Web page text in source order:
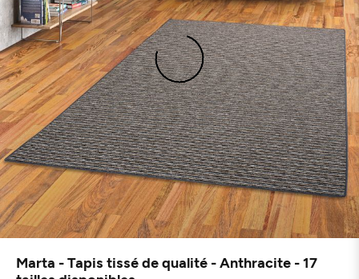
Marta - Tapis tissé de qualité - Anthracite - 17